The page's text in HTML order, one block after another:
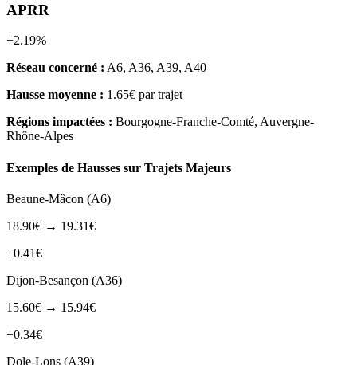
APRR
+2.19%
Réseau concerné : A6, A36, A39, A40
Hausse moyenne : 1.65€ par trajet
Régions impactées : Bourgogne-Franche-Comté, Auvergne-
Rhône-Alpes
Exemples de Hausses sur Trajets Majeurs
Beaune-Mâcon (A6)
18.90€ → 19.31€
+0.41€
Dijon-Besançon (A36)
15.60€ → 15.94€
+0.34€
Dole-Lons (A39)